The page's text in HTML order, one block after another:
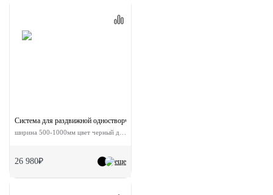
еще
Система для раздвижной одностворчатой двери ESTHETIC без доводчиков
26 980₽